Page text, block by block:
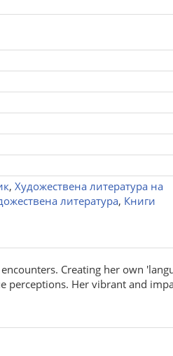
, Художествена литература на
литература, Книги
Creating her own
Her vibrant and